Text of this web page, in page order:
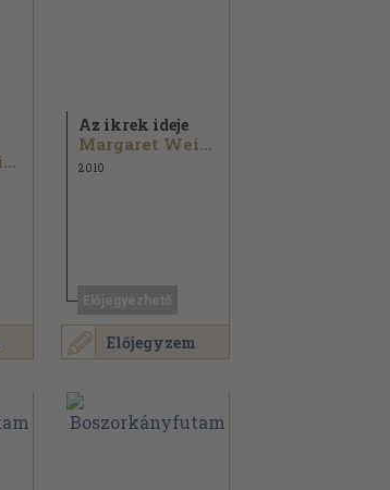
Margaret Weis...
Előjegyzem
Az ikrek ideje
Margaret Weis...
2010